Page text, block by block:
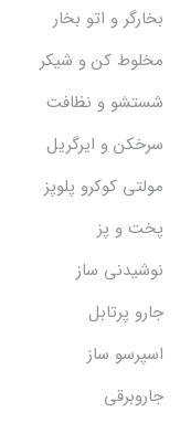
بخارگر و اتو بخار
مخلوط کن و شیکر
شستشو و نظافت
سرخکن و ایرگریل
مولتی کوکرو پلوپز
پخت و پز
نوشیدنی ساز
جارو پرتابل
اسپرسو ساز
جاروبرقی